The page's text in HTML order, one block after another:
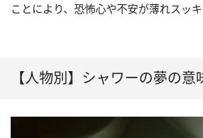
ことにより、恐怖心や不安が薄れスッキ
【人物別】シャワーの夢の意